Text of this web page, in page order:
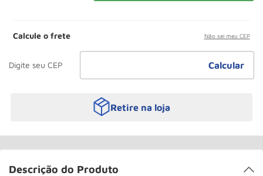
Calcule o frete Não sei meu CEP
Retire na loja
Descrição do Produto